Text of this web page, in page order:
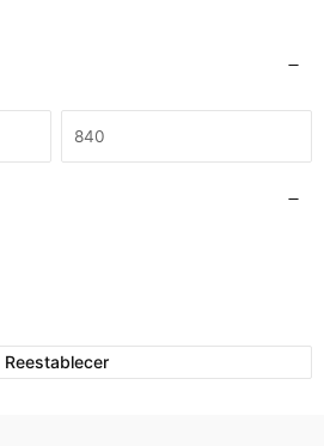
Reestablecer